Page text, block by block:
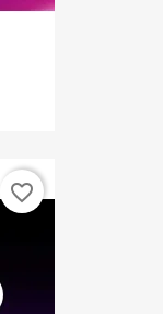
favorite_border